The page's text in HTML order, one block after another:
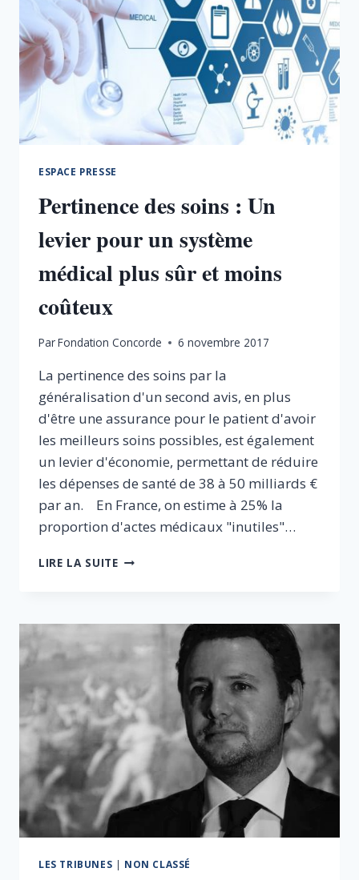
ESPACE PRESSE
Pertinence des soins : Un
levier pour un système
médical plus sûr et moins
coûteux
ParFondation Concorde 6 novembre 2017
La pertinence des soins par la
généralisation d'un second avis, en plus
d'être une assurance pour le patient d'avoir
les meilleurs soins possibles, est également
un levier d'économie, permettant de réduire
les dépenses de santé de 38 à 50 milliards €
par an. En France, on estime à 25% la
proportion d'actes médicaux "inutiles"…
LIRE LA SUITEPERTINENCE
UN
POUR
SYSTÈME
MÉDICAL
PLUS
SÛR
ET
MOINS
COÛTEUX
LES TRIBUNES | NON CLASSÉ